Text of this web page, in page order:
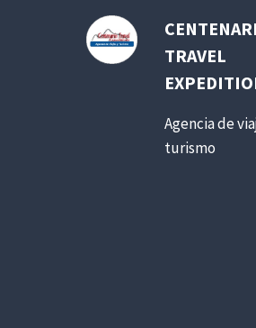
TRAVEL
Agencia de
turismo